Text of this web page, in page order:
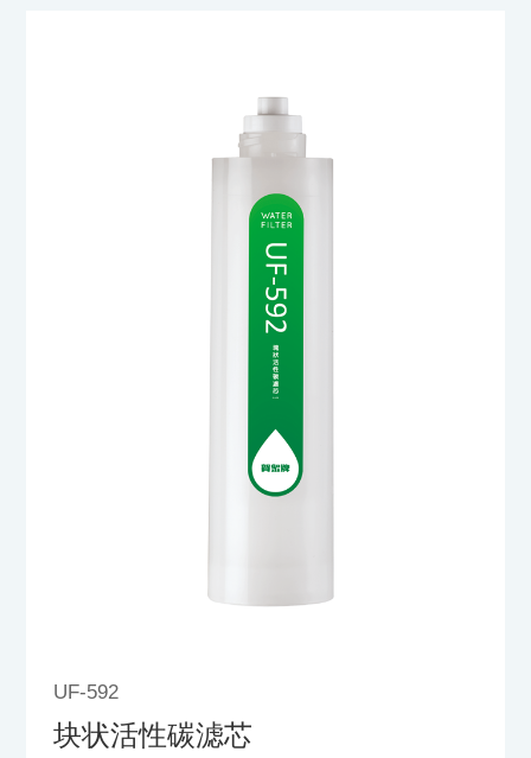
UF-592
块状活性碳滤芯